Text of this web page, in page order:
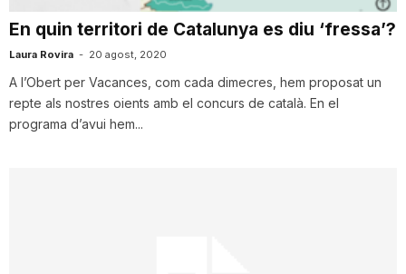
En quin territori de Catalunya es diu ‘fressa’?
Laura Rovira - 20 agost, 2020
A l’Obert per Vacances, com cada dimecres, hem proposat un
repte als nostres oients amb el concurs de català. En el
programa d’avui hem...